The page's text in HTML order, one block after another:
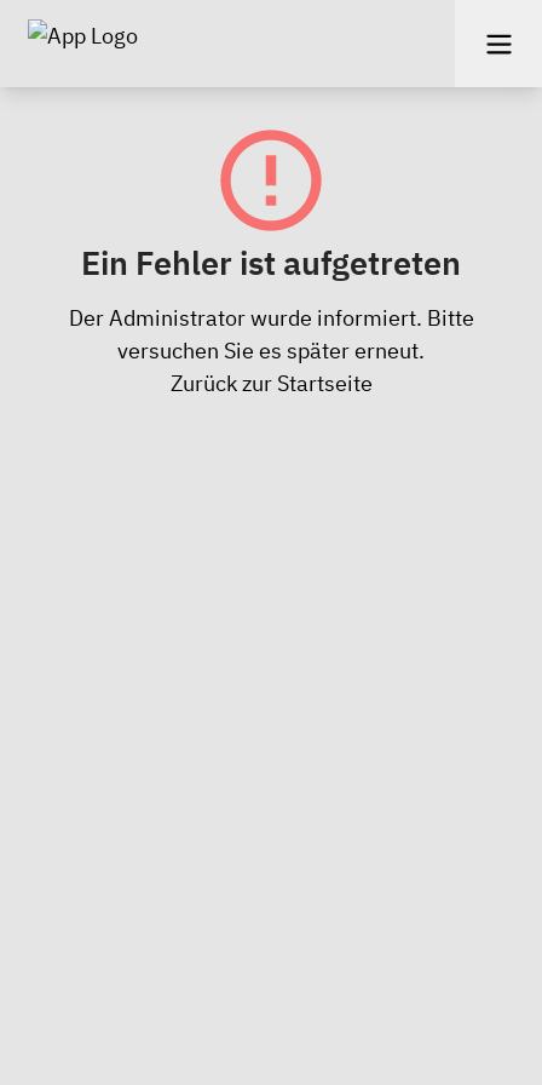
Ein Fehler ist aufgetreten
Der Administrator wurde informiert. Bitte
versuchen Sie es später erneut.
Zurück zur Startseite